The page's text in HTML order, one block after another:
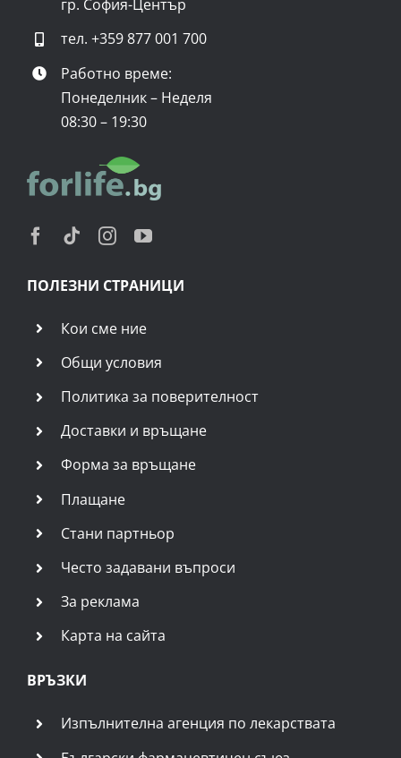
гр. София-Център
тел.+359 877 001 700
Работно време:
Понеделник – Неделя
08:30 – 19:30
ПОЛЕЗНИ СТРАНИЦИ
Кои сме ние
Общи условия
Политика за поверителност
Доставки и връщане
Форма за връщане
Плащане
Стани партньор
Често задавани въпроси
За реклама
Карта на сайта
ВРЪЗКИ
Изпълнителна агенция по лекарствата